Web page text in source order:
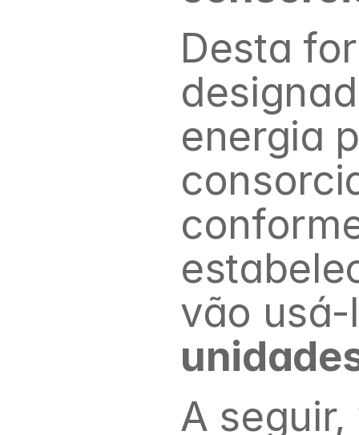
Desta
energia
vão